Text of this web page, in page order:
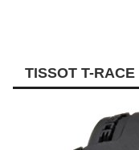
TISSOT T-RACE